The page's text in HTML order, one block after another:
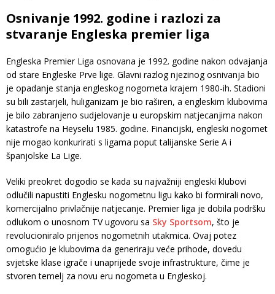
Osnivanje 1992. godine i razlozi za
stvaranje Engleska premier liga
Engleska Premier Liga osnovana je 1992. godine nakon odvajanja
od stare Engleske Prve lige. Glavni razlog njezinog osnivanja bio
je opadanje stanja engleskog nogometa krajem 1980-ih. Stadioni
su bili zastarjeli, huliganizam je bio raširen, a engleskim klubovima
je bilo zabranjeno sudjelovanje u europskim natjecanjima nakon
katastrofe na Heyselu 1985. godine. Financijski, engleski nogomet
nije mogao konkurirati s ligama poput talijanske Serie A i
španjolske La Lige.
Veliki preokret dogodio se kada su najvažniji engleski klubovi
odlučili napustiti Englesku nogometnu ligu kako bi formirali novo,
komercijalno privlačnije natjecanje. Premier liga je dobila podršku
odlukom o unosnom TV ugovoru sa Sky Sportsom, što je
revolucioniralo prijenos nogometnih utakmica. Ovaj potez
omogućio je klubovima da generiraju veće prihode, dovedu
svjetske klase igrače i unaprijede svoje infrastrukture, čime je
stvoren temelj za novu eru nogometa u Engleskoj.